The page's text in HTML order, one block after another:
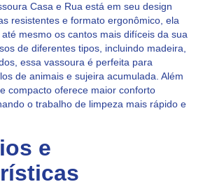
Casa e Rua está em seu design
resistentes e formato ergonômico, ela
mesmo os cantos mais difíceis da sua
de diferentes tipos, incluindo madeira,
essa vassoura é perfeita para
de animais e sujeira acumulada. Além
compacto oferece maior conforto
o trabalho de limpeza mais rápido e
e